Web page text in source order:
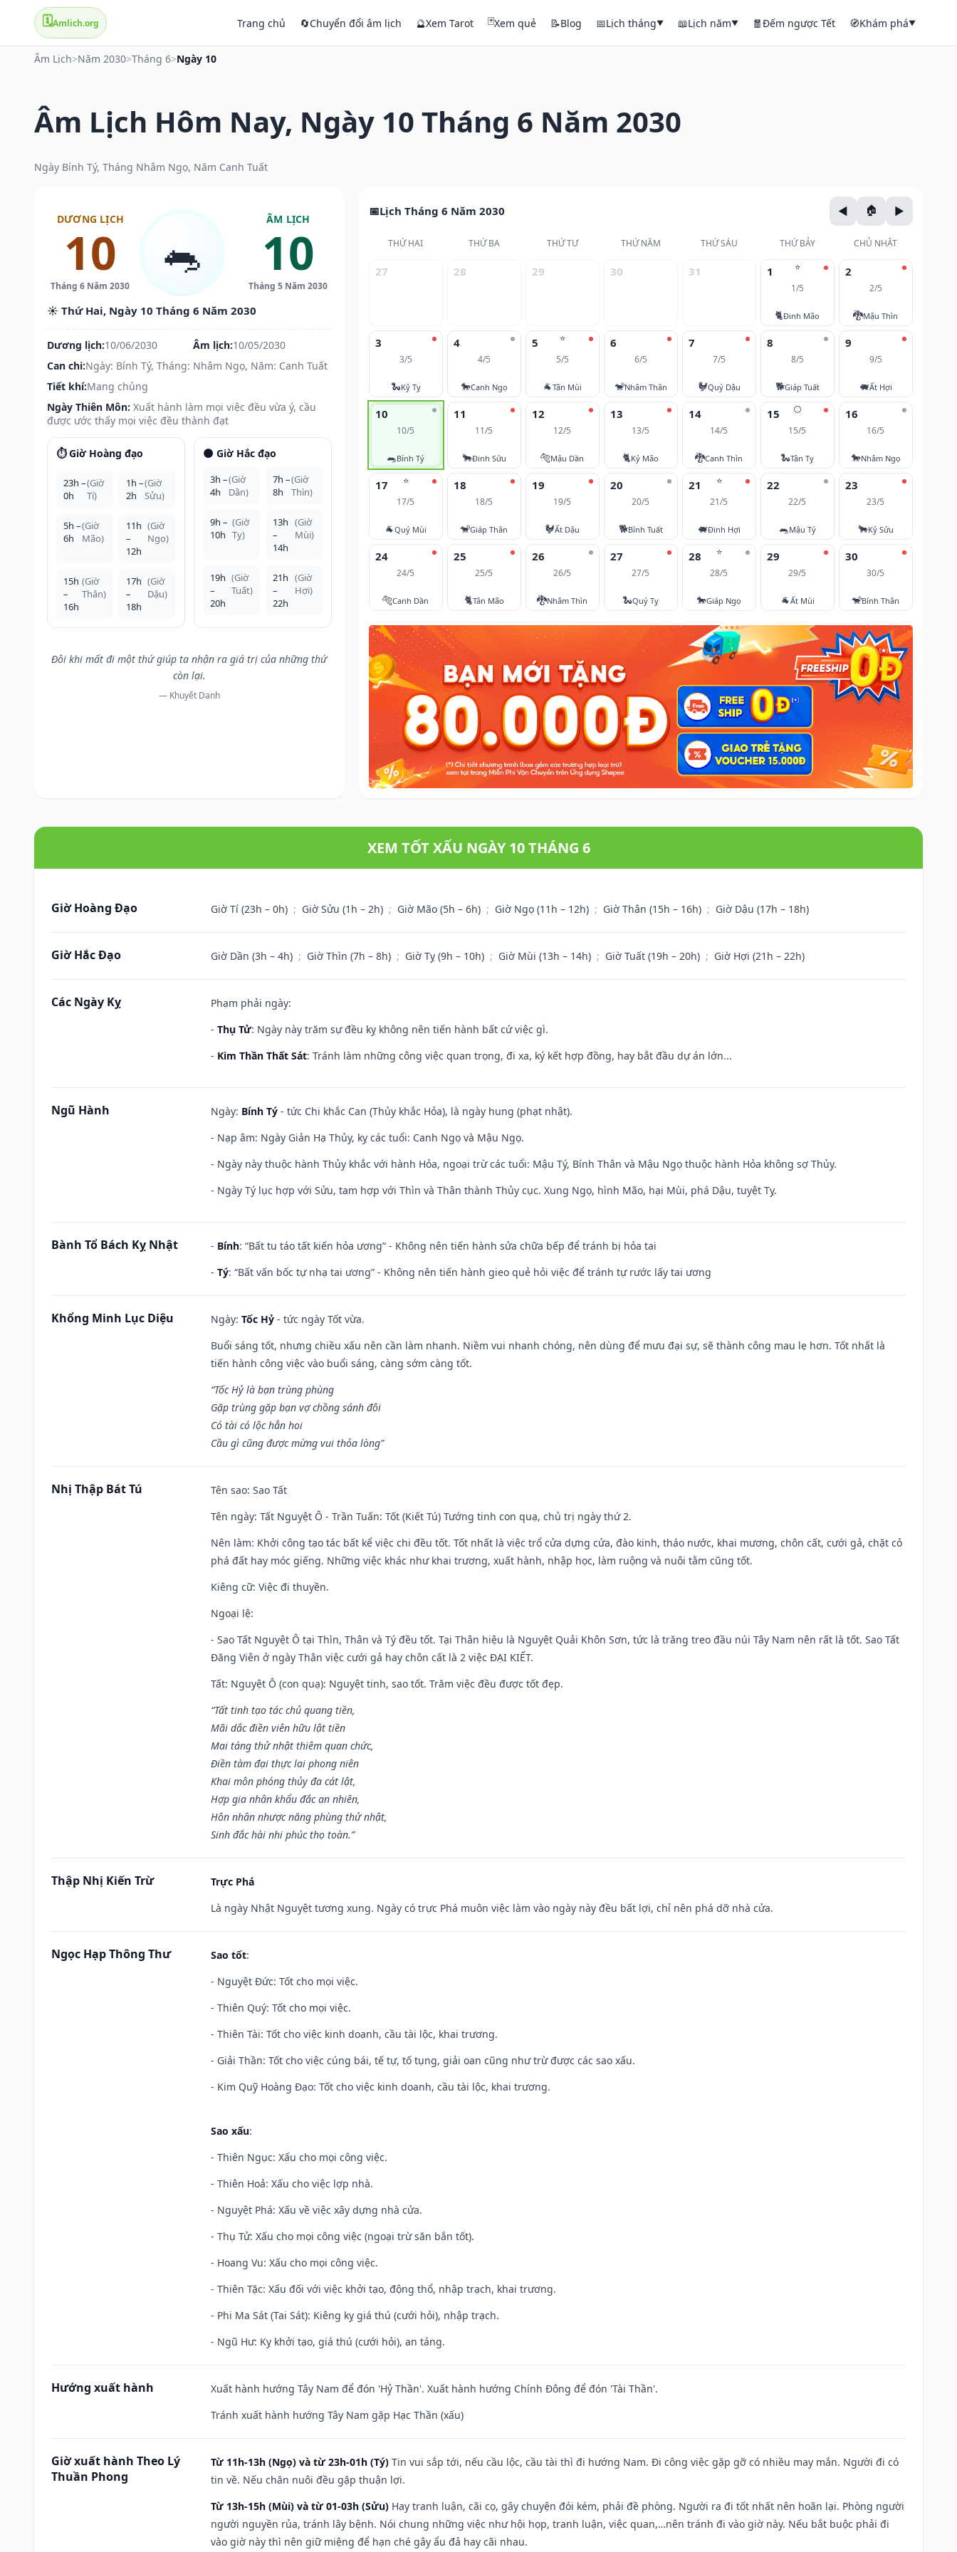
🗓️Amlich.org Trang chủ 🔄Chuyển đổi âm lịch 🔮Xem Tarot 🃏Xem quẻ 📝Blog 📅Lịch tháng▼ 📖Lịch năm▼ 🧧Đếm ngược Tết 🧭Khám phá▼
Âm Lịch>Năm 2030>Tháng 6>Ngày 10
Âm Lịch Hôm Nay, Ngày 10 Tháng 6 Năm 2030
Ngày Bính Tý, Tháng Nhâm Ngọ, Năm Canh Tuất
DƯƠNG LỊCH
10
Tháng 6 Năm 2030
🐀
ÂM LỊCH
10
Tháng 5 Năm 2030
☀️ Thứ Hai, Ngày 10 Tháng 6 Năm 2030
Dương lịch:10/06/2030 Âm lịch:10/05/2030
Can chi:Ngày: Bính Tý, Tháng: Nhâm Ngọ, Năm: Canh Tuất
Tiết khí:Mang chủng
Ngày Thiên Môn: Xuất hành làm mọi việc đều vừa ý, cầu
được ước thấy mọi việc đều thành đạt
⏱️ Giờ Hoàng đạo
23h –
0h
(Giờ
Tí)
1h –
2h
(Giờ
Sửu)
5h –
6h
(Giờ
Mão)
11h
–
12h
(Giờ
Ngọ)
15h
–
16h
(Giờ
Thân)
17h
–
18h
(Giờ
Dậu)
🌑 Giờ Hắc đạo
3h –
4h
(Giờ
Dần)
7h –
8h
(Giờ
Thìn)
9h –
10h
(Giờ
Tỵ)
13h
–
14h
(Giờ
Mùi)
19h
–
20h
(Giờ
Tuất)
21h
–
22h
(Giờ
Hợi)
Đôi khi mất đi một thứ giúp ta nhận ra giá trị của những thứ
còn lại.
— Khuyết Danh
Lịch Tháng 6 Năm 2030
THỨ HAI THỨ BA THỨ TƯ THỨ NĂM THỨ SÁU THỨ BẢY CHỦ NHẬT
27 28 29 30 31 ⭐
1
1/5
🐈Đinh Mão
2
2/5
🐉Mậu Thìn
3
3/5
🐍Kỷ Tỵ
4
4/5
🐎Canh Ngọ
⭐
5
5/5
🐐Tân Mùi
6
6/5
🐒Nhâm Thân
7
7/5
🐓Quý Dậu
8
8/5
🐕Giáp Tuất
9
9/5
🐖Ất Hợi
10
10/5
🐀Bính Tý
11
11/5
🐂Đinh Sửu
12
12/5
🐅Mậu Dần
13
13/5
🐈Kỷ Mão
14
14/5
🐉Canh Thìn
🌕
15
15/5
🐍Tân Tỵ
16
16/5
🐎Nhâm Ngọ
⭐
17
17/5
🐐Quý Mùi
18
18/5
🐒Giáp Thân
19
19/5
🐓Ất Dậu
20
20/5
🐕Bính Tuất
⭐
21
21/5
🐖Đinh Hợi
22
22/5
🐀Mậu Tý
23
23/5
🐂Kỷ Sửu
24
24/5
🐅Canh Dần
25
25/5
🐈Tân Mão
26
26/5
🐉Nhâm Thìn
27
27/5
🐍Quý Tỵ
⭐
28
28/5
🐎Giáp Ngọ
29
29/5
🐐Ất Mùi
30
30/5
🐒Bính Thân
XEM TỐT XẤU NGÀY 10 THÁNG 6
Giờ Hoàng Đạo Giờ Tí (23h – 0h) ; Giờ Sửu (1h – 2h) ; Giờ Mão (5h – 6h) ; Giờ Ngọ (11h – 12h) ; Giờ Thân (15h – 16h) ; Giờ Dậu (17h – 18h)
Giờ Hắc Đạo Giờ Dần (3h – 4h) ; Giờ Thìn (7h – 8h) ; Giờ Tỵ (9h – 10h) ; Giờ Mùi (13h – 14h) ; Giờ Tuất (19h – 20h) ; Giờ Hợi (21h – 22h)
Các Ngày Kỵ
Phạm phải ngày:
- Thụ Tử: Ngày này trăm sự đều kỵ không nên tiến hành bất cứ việc gì.
- Kim Thần Thất Sát: Tránh làm những công việc quan trọng, đi xa, ký kết hợp đồng, hay bắt đầu dự án lớn...
Ngũ Hành Ngày: Bính Tý - tức Chi khắc Can (Thủy khắc Hỏa), là ngày hung (phạt nhật).
- Nạp âm: Ngày Giản Hạ Thủy, kỵ các tuổi: Canh Ngọ và Mậu Ngọ.
- Ngày này thuộc hành Thủy khắc với hành Hỏa, ngoại trừ các tuổi: Mậu Tý, Bính Thân và Mậu Ngọ thuộc hành Hỏa không sợ Thủy.
- Ngày Tý lục hợp với Sửu, tam hợp với Thìn và Thân thành Thủy cục. Xung Ngọ, hình Mão, hại Mùi, phá Dậu, tuyệt Tỵ.
Bành Tổ Bách Kỵ Nhật - Bính: “Bất tu táo tất kiến hỏa ương” - Không nên tiến hành sửa chữa bếp để tránh bị hỏa tai
- Tý: “Bất vấn bốc tự nhạ tai ương” - Không nên tiến hành gieo quẻ hỏi việc để tránh tự rước lấy tai ương
Khổng Minh Lục Diệu Ngày: Tốc Hỷ - tức ngày Tốt vừa.
Buổi sáng tốt, nhưng chiều xấu nên cần làm nhanh. Niềm vui nhanh chóng, nên dùng để mưu đại sự, sẽ thành công mau lẹ hơn. Tốt nhất là
tiến hành công việc vào buổi sáng, càng sớm càng tốt.
“Tốc Hỷ là bạn trùng phùng
Gặp trùng gặp bạn vợ chồng sánh đôi
Có tài có lộc hẳn hoi
Cầu gì cũng được mừng vui thỏa lòng”
Nhị Thập Bát Tú Tên sao: Sao Tất
Tên ngày: Tất Nguyệt Ô - Trần Tuấn: Tốt (Kiết Tú) Tướng tinh con quạ, chủ trị ngày thứ 2.
Nên làm: Khởi công tạo tác bất kể việc chi đều tốt. Tốt nhất là việc trổ cửa dựng cửa, đào kinh, tháo nước, khai mương, chôn cất, cưới gả, chặt cỏ
phá đất hay móc giếng. Những việc khác như khai trương, xuất hành, nhập học, làm ruộng và nuôi tằm cũng tốt.
Kiêng cữ: Việc đi thuyền.
Ngoại lệ:
- Sao Tất Nguyệt Ô tại Thìn, Thân và Tý đều tốt. Tại Thân hiệu là Nguyệt Quải Khôn Sơn, tức là trăng treo đầu núi Tây Nam nên rất là tốt. Sao Tất
Đăng Viên ở ngày Thân việc cưới gả hay chôn cất là 2 việc ĐẠI KIẾT.
Tất: Nguyệt Ô (con quạ): Nguyệt tinh, sao tốt. Trăm việc đều được tốt đẹp.
“Tất tinh tạo tác chủ quang tiền,
Mãi dắc điền viên hữu lật tiền
Mai táng thử nhật thiêm quan chức,
Điền tàm đại thực lai phong niên
Khai môn phóng thủy đa cát lật,
Hợp gia nhân khẩu đắc an nhiên,
Hôn nhân nhược năng phùng thử nhật,
Sinh đắc hài nhi phúc thọ toàn.”
Thập Nhị Kiến Trừ
Trực Phá
Là ngày Nhật Nguyệt tương xung. Ngày có trực Phá muôn việc làm vào ngày này đều bất lợi, chỉ nên phá dỡ nhà cửa.
Ngọc Hạp Thông Thư Sao tốt:
- Nguyệt Đức: Tốt cho mọi việc.
- Thiên Quý: Tốt cho mọi việc.
- Thiên Tài: Tốt cho việc kinh doanh, cầu tài lộc, khai trương.
- Giải Thần: Tốt cho việc cúng bái, tế tự, tố tụng, giải oan cũng như trừ được các sao xấu.
- Kim Quỹ Hoàng Đạo: Tốt cho việc kinh doanh, cầu tài lộc, khai trương.
Sao xấu:
- Thiên Ngục: Xấu cho mọi công việc.
- Thiên Hoả: Xấu cho việc lợp nhà.
- Nguyệt Phá: Xấu về việc xây dựng nhà cửa.
- Thụ Tử: Xấu cho mọi công việc (ngoại trừ săn bắn tốt).
- Hoang Vu: Xấu cho mọi công việc.
- Thiên Tặc: Xấu đối với việc khởi tạo, động thổ, nhập trạch, khai trương.
- Phi Ma Sát (Tai Sát): Kiêng kỵ giá thú (cưới hỏi), nhập trạch.
- Ngũ Hư: Kỵ khởi tạo, giá thú (cưới hỏi), an táng.
Hướng xuất hành
Xuất hành hướng Tây Nam để đón 'Hỷ Thần'. Xuất hành hướng Chính Đông để đón 'Tài Thần'.
Tránh xuất hành hướng Tây Nam gặp Hạc Thần (xấu)
Giờ xuất hành Theo Lý
Thuần Phong
Từ 11h-13h (Ngọ) và từ 23h-01h (Tý) Tin vui sắp tới, nếu cầu lộc, cầu tài thì đi hướng Nam. Đi công việc gặp gỡ có nhiều may mắn. Người đi có
tin về. Nếu chăn nuôi đều gặp thuận lợi.
Từ 13h-15h (Mùi) và từ 01-03h (Sửu) Hay tranh luận, cãi cọ, gây chuyện đói kém, phải đề phòng. Người ra đi tốt nhất nên hoãn lại. Phòng người
người nguyền rủa, tránh lây bệnh. Nói chung những việc như hội họp, tranh luận, việc quan,…nên tránh đi vào giờ này. Nếu bắt buộc phải đi
vào giờ này thì nên giữ miệng để hạn ché gây ẩu đả hay cãi nhau.